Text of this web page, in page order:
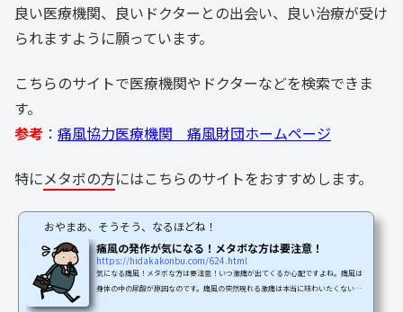
良い医療機関、良いドクターとの出会い、良い治療が受け
られますように願っています。
こちらのサイトで医療機関やドクターなどを検索できま
す。
参考 ： 痛風協力医療機関 痛風財団ホームページ
特にメタボの方にはこちらのサイトをおすすめします。
おやまあ、そうそう、なるほどね！
痛風の発作が気になる！メタボな方は要注意！
https://hidakakonbu.com/624.html
気になる痛風！メタボな方は要注意！いつ激痛が出てくるか心配ですよね。痛風は
身体の中の尿酸が原因なのです。痛風の突然現れる激痛は本当に味わいたくないで